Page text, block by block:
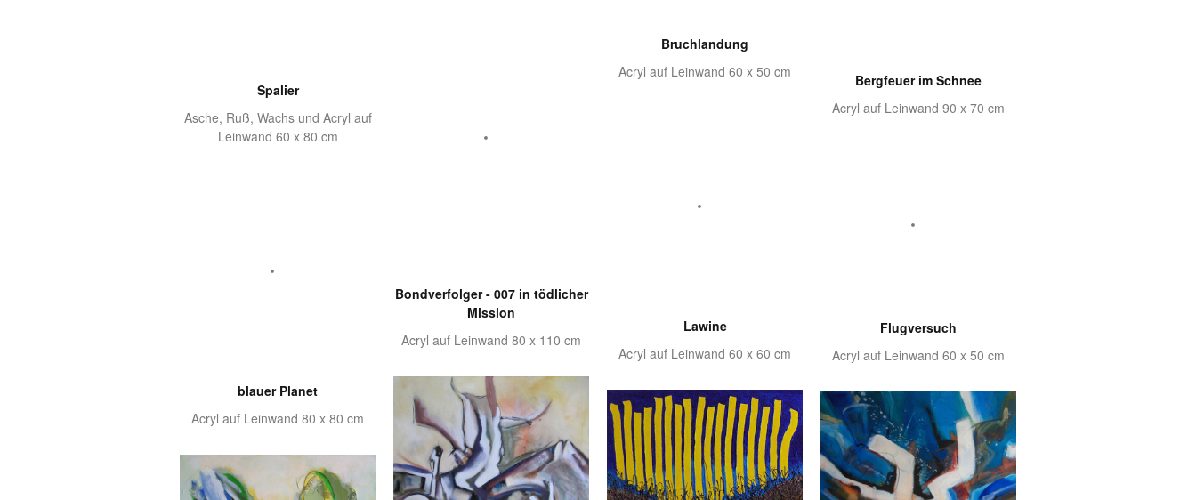
Spalier
Asche, Ruß, Wachs und Acryl auf
Leinwand 60 x 80 cm
blauer Planet
Acryl auf Leinwand 80 x 80 cm
Bondverfolger - 007 in tödlicher
Mission
Acryl auf Leinwand 80 x 110 cm
Bruchlandung
Acryl auf Leinwand 60 x 50 cm
Lawine
Acryl auf Leinwand 60 x 60 cm
Bergfeuer im Schnee
Acryl auf Leinwand 90 x 70 cm
Flugversuch
Acryl auf Leinwand 60 x 50 cm